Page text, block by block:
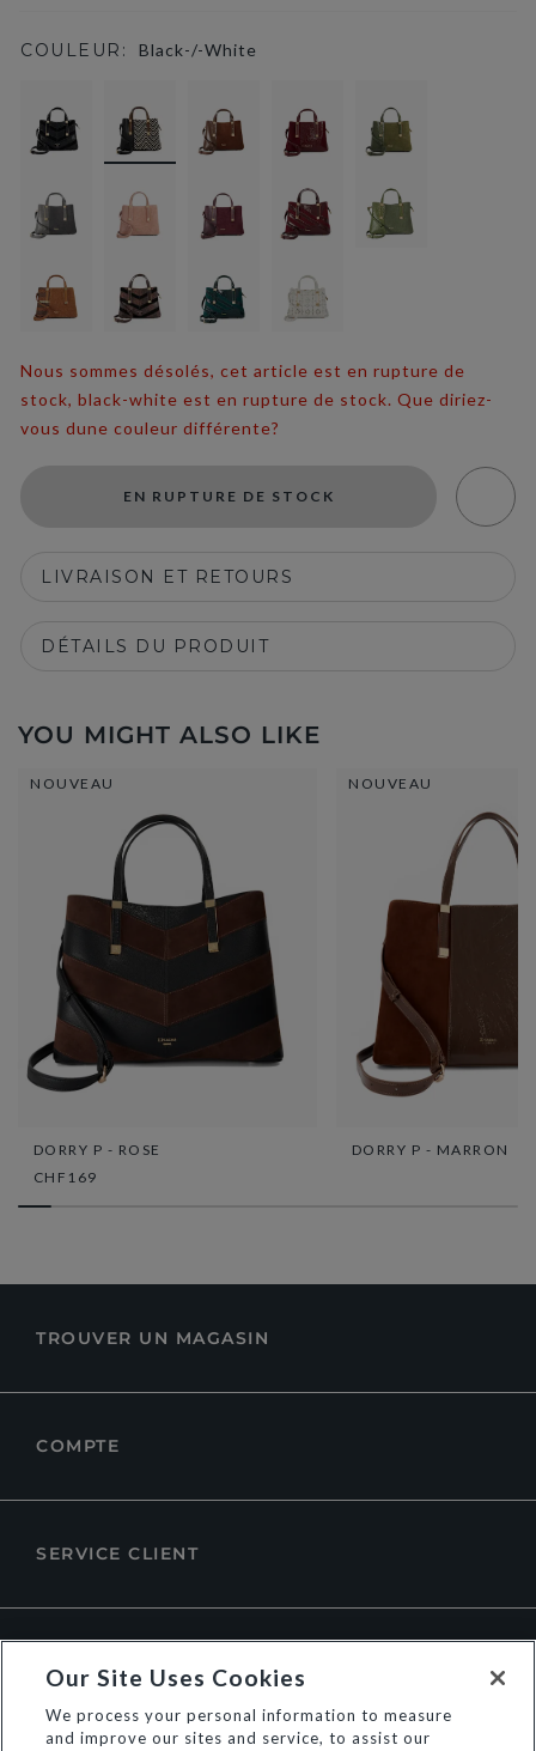
COULEUR: Black-/-White
Nous sommes désolés, cet article est en rupture de
stock, black-white est en rupture de stock. Que diriez-
vous dune couleur différente?
EN RUPTURE DE STOCK
LIVRAISON ET RETOURS
DÉTAILS DU PRODUIT
YOU MIGHT ALSO LIKE
NOUVEAU
DORRY P - ROSE
CHF169
NOUVEAU
DORRY P - MARRON
TROUVER UN MAGASIN
COMPTE
SERVICE CLIENT
Our Site Uses Cookies
We process your personal information to measure
and improve our sites and service, to assist our